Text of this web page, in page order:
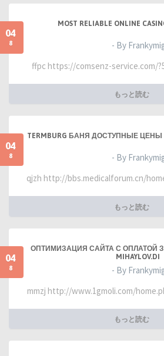
04
8
MOST RELIABLE ONLINE
- By
ffpc https://comsenz-service.com/
もっと読む
04
8
TERMBURG БАНЯ ДОСТУПНЫЕ
- By
qjzh http://bbs.medicalforum.cn/
もっと読む
04
8
ОПТИМИЗАЦИЯ САЙТА С ОПЛАТОЙ
MIHAYLOV.DI
- By
mmzj http://www.1gmoli.com/
もっと読む